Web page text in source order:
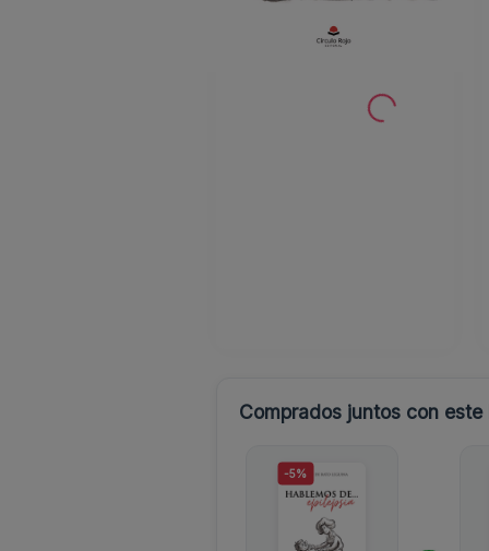
Comprados juntos con este
-5%